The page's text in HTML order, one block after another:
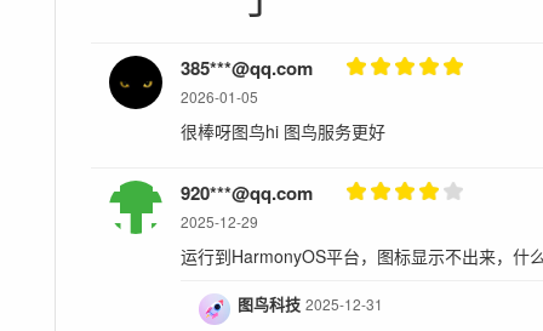
385***@qq.com
2026-01-05
很棒呀图鸟hi 图鸟服务更好
920***@qq.com
2025-12-29
运行到HarmonyOS平台，图标显示不出来，什
图鸟科技2025-12-31